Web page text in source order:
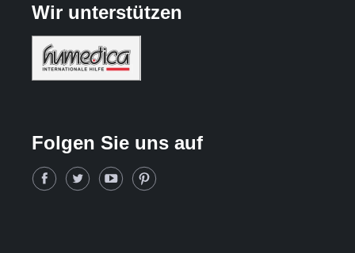
Wir unterstützen
Folgen Sie uns auf